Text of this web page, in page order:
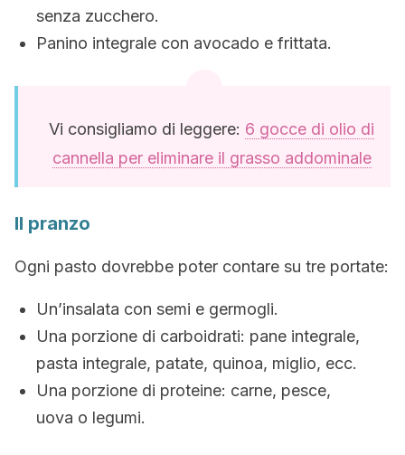
senza zucchero.
Panino integrale con avocado e frittata.
Vi consigliamo di leggere: 6 gocce di olio di
cannella per eliminare il grasso addominale
Il pranzo
Ogni pasto dovrebbe poter contare su tre portate:
Un’insalata con semi e germogli.
Una porzione di carboidrati: pane integrale,
pasta integrale, patate, quinoa, miglio, ecc.
Una porzione di proteine: carne, pesce,
uova o legumi.